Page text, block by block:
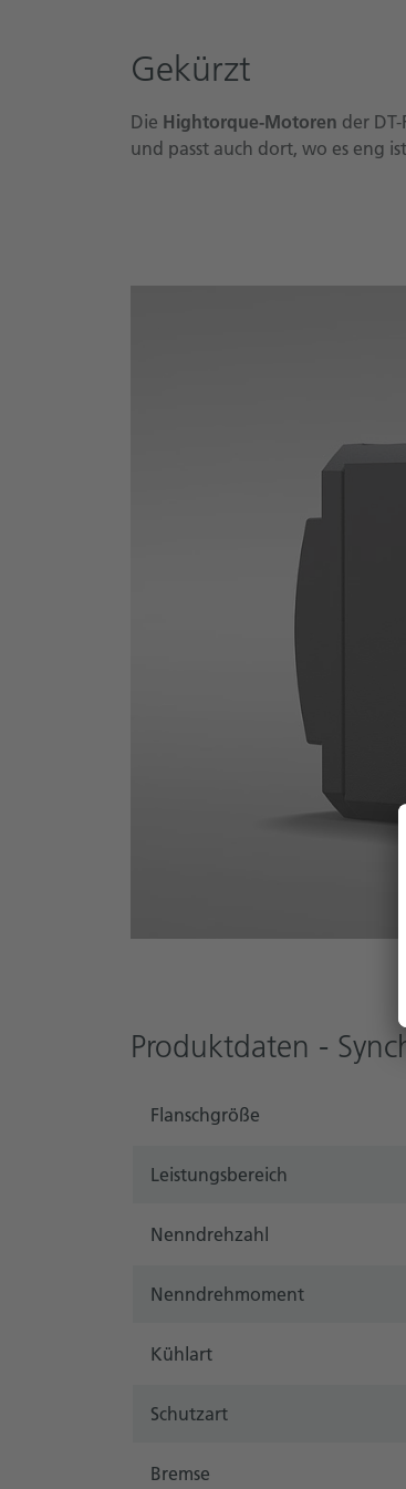
Gekürzt
Die Hightorque-Motoren der
und passt auch dort, wo es eng
Produktdaten -
Flanschgröße
Leistungsbereich
Nenndrehzahl
Nenndrehmoment
Kühlart
Schutzart
Bremse